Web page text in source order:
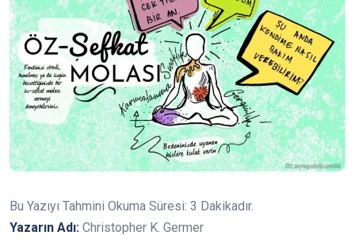
Bu Yazıyı Tahmini Okuma Süresi: 3 Dakikadır.
Yazarın Adı: Christopher K. Germer